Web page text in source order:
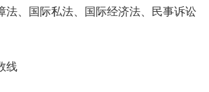
法、国际私法、国际经济法、民事诉讼
线